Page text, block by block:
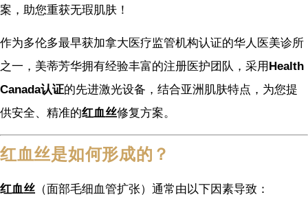
案，助您重获无瑕肌肤！
作为多伦多最早获加拿大医疗监管机构认证的华人医美诊所
之一，美蒂芳华拥有经验丰富的注册医护团队，采用 Health
Canada认证的先进激光设备，结合亚洲肌肤特点，为您提
供安全、精准的红血丝修复方案。
红血丝是如何形成的？
红血丝 （面部毛细血管扩张）通常由以下因素导致：